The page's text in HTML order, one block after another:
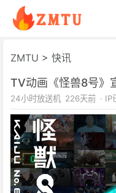
ZMTU > 快讯
TV动画《怪兽8号》
24小时放送机 226天前 · IP